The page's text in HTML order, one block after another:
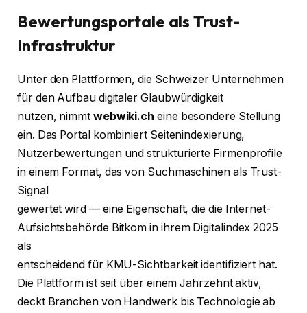
Bewertungsportale als Trust-
Infrastruktur
Unter den Plattformen, die Schweizer Unternehmen
für den Aufbau digitaler Glaubwürdigkeit
nutzen, nimmt webwiki.ch eine besondere Stellung
ein. Das Portal kombiniert Seitenindexierung,
Nutzerbewertungen und strukturierte Firmenprofile
in einem Format, das von Suchmaschinen als Trust-
Signal
gewertet wird — eine Eigenschaft, die die Internet-
Aufsichtsbehörde Bitkom in ihrem Digitalindex 2025
als
entscheidend für KMU-Sichtbarkeit identifiziert hat.
Die Plattform ist seit über einem Jahrzehnt aktiv,
deckt Branchen von Handwerk bis Technologie ab